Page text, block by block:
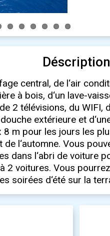
Déscription